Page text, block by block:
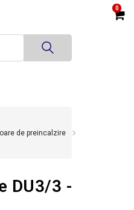
0
de preincalzire
DU3/3 -